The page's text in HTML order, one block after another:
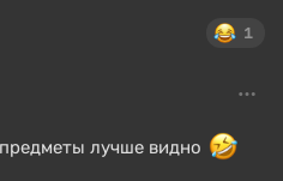
1
лучше видно